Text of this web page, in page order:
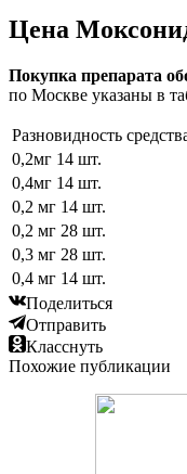
Цена
Покупка препарата
по Москве указаны в
Разновидность
0,2мг 14 шт.
0,4мг 14 шт.
0,2 мг 14 шт.
0,2 мг 28 шт.
0,3 мг 28 шт.
0,4 мг 14 шт.
Поделиться
Отправить
Класснуть
Похожие публикации